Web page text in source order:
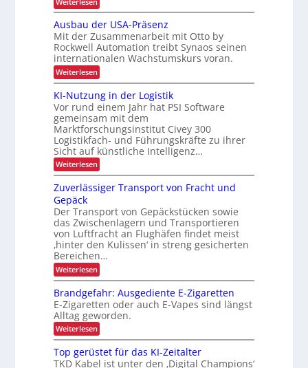
ö
f
e
i
s
i
o
n
i
m
i
n
n
e
r
b
e
r
i
e
b
l
i
c
h
e
n
L
a
h
e
i
t
d
u
r
c
h
L
E
D
-
P
r
j
e
k
t
i
o
n
l
e
f
e
r
u
n
g
d
a
n
k
A
i
m
t
e
D
I
x
A
u
t
o
m
a
t
i
s
i
e
r
t
e
s
P
a
l
e
t
e
n
m
a
n
a
g
e
m
e
n
t
Ausbau der USA-Präsenz
Mit der Zusammenarbeit mit Otto by
Rockwell Automation treibt Synaos seinen
internationalen Wachstumskurs voran.
Weiterlesen:
A
s
b
a
u
d
e
r
U
S
A
r
ä
s
e
n
z
KI-Nutzung in der Logistik
Vor rund einem Jahr hat PSI Software
gemeinsam mit dem
Marktforschungsinstitut Civey 300
Logistikfach- und Führungskräfte zu ihrer
Sicht auf künstliche Intelligenz…
Weiterlesen:
K
I
-
u
t
z
u
n
g
i
n
d
e
r
L
o
g
s
t
Zuverlässiger Transport von Fracht und
Gepäck
Der Transport von Gepäckstücken sowie
das Zwischenlagern und Transportieren
von Luftfracht an Flughäfen findet meist
‚hinter den Kulissen‘ in streng gesicherten
Bereichen…
Weiterlesen:
Z
u
v
e
r
l
ä
s
i
Brandgefahr: Ausgediente E-Zigaretten
E-Zigaretten oder auch E-Vapes sind längst
Alltag geworden.
Weiterlesen:
B
a
Top gerüstet für das KI-Zeitalter
TKD Kabel ist unter den ‚Digital Champions‘